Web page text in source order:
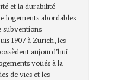
et la durabilité
logements abordables
subventions
1907 à Zurich, les
aujourd’hui
voués à la
de vies et les